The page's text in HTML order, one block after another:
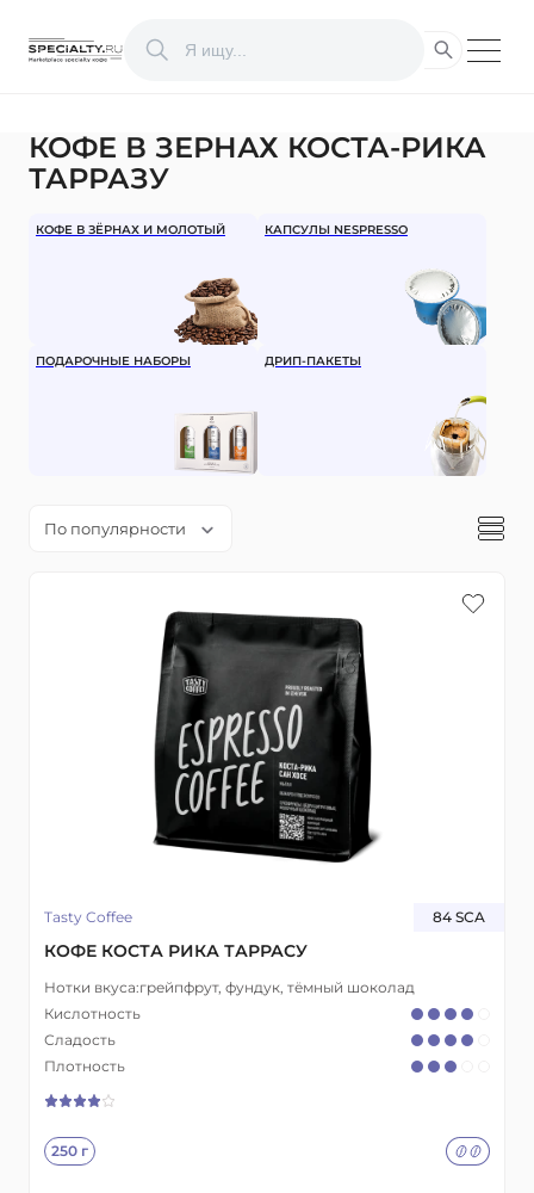
КОФЕ В ЗЕРНАХ КОСТА-РИКА
ТАРРАЗУ
КОФЕ В ЗЁРНАХ И МОЛОТЫЙ КАПСУЛЫ NESPRESSO
ПОДАРОЧНЫЕ НАБОРЫ ДРИП-ПАКЕТЫ
По популярности
Tasty Coffee 84 SCA
КОФЕ КОСТА РИКА ТАРРАСУ
Нотки вкуса:грейпфрут, фундук, тёмный шоколад
Кислотность
Сладость
Плотность
250 г